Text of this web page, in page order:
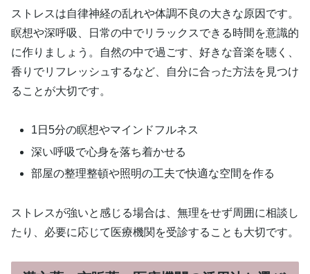
ストレスは自律神経の乱れや体調不良の大きな原因です。
瞑想や深呼吸、日常の中でリラックスできる時間を意識的
に作りましょう。自然の中で過ごす、好きな音楽を聴く、
香りでリフレッシュするなど、自分に合った方法を見つけ
ることが大切です。
1日5分の瞑想やマインドフルネス
深い呼吸で心身を落ち着かせる
部屋の整理整頓や照明の工夫で快適な空間を作る
ストレスが強いと感じる場合は、無理をせず周囲に相談し
たり、必要に応じて医療機関を受診することも大切です。